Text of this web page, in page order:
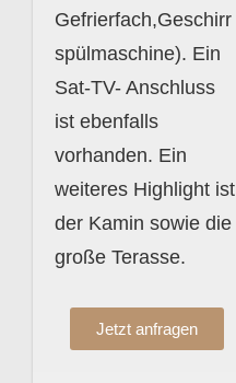
Gefrierfach,Geschirr
spülmaschine). Ein
Sat-TV- Anschluss
ist ebenfalls
vorhanden. Ein
weiteres Highlight ist
der Kamin sowie die
große Terasse.
Jetzt anfragen